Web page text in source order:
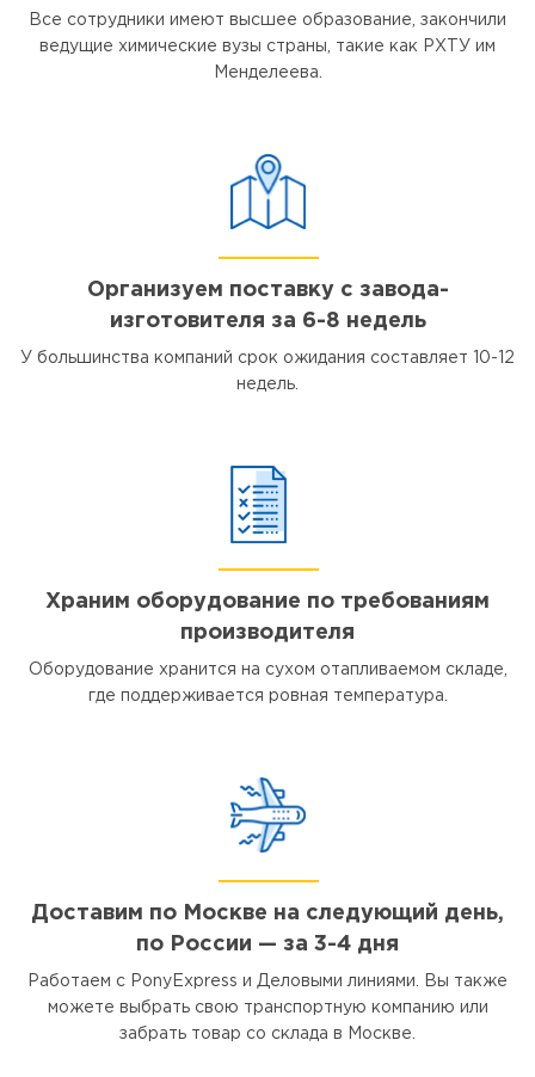
Все сотрудники имеют высшее образование, закончили
ведущие химические вузы страны, такие как РХТУ им
Менделеева.
Организуем поставку с завода-
изготовителя за 6-8 недель
У большинства компаний срок ожидания составляет 10-12
недель.
Храним оборудование по требованиям
производителя
Оборудование хранится на сухом отапливаемом складе,
где поддерживается ровная температура.
Доставим по Москве на следующий день,
по России — за 3-4 дня
Работаем с PonyExpress и Деловыми линиями. Вы также
можете выбрать свою транспортную компанию или
забрать товар со склада в Москве.